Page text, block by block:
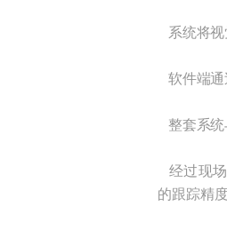
系统将视
软件端通
整套系统
经过现
的跟踪精